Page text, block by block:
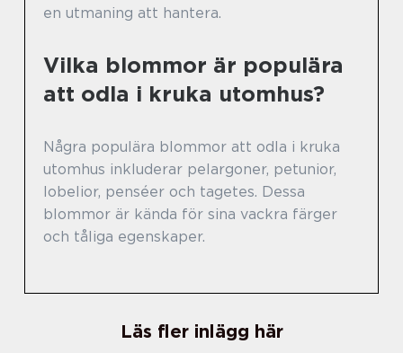
en utmaning att hantera.
Vilka blommor är populära
att odla i kruka utomhus?
Några populära blommor att odla i kruka
utomhus inkluderar pelargoner, petunior,
lobelior, penséer och tagetes. Dessa
blommor är kända för sina vackra färger
och tåliga egenskaper.
Läs fler inlägg här